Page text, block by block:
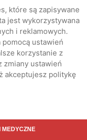
które są zapisywane
jest wykorzystywana
i reklamowych.
ustawień
korzystanie z
zmiany ustawień
akceptujesz politykę